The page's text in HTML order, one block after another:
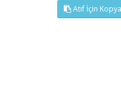
Atıf İçin